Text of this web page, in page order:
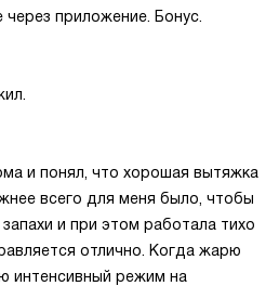
через приложение. Бонус.
и понял, что хорошая вытяжка
всего для меня было, чтобы
и при этом работала тихо
отлично. Когда жарю
интенсивный режим на